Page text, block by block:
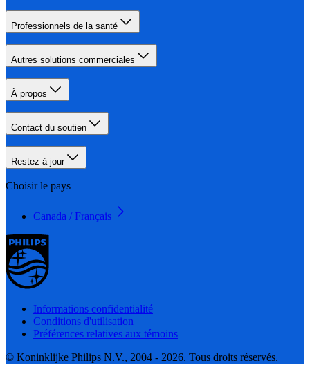
Professionnels de la santé
Autres solutions commerciales
À propos
Contact du soutien
Restez à jour
Choisir le pays
Canada / Français
Informations confidentialité
Conditions d'utilisation
Préférences relatives aux témoins
© Koninklijke Philips N.V., 2004 - 2026. Tous droits réservés.